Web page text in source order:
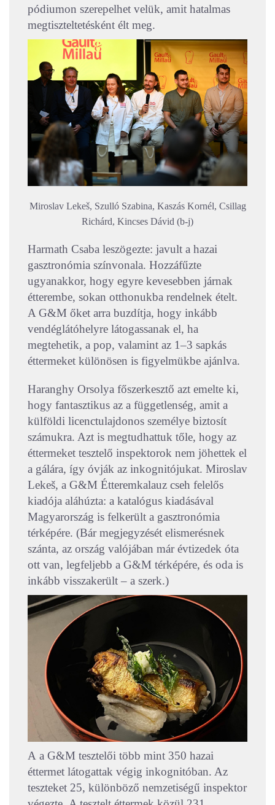
pódiumon szerepelhet velük, amit hatalmas
megtiszteltetésként élt meg.
Miroslav Lekeš, Szulló Szabina, Kaszás Kornél, Csillag
Richárd, Kincses Dávid (b-j)
Harmath Csaba leszögezte: javult a hazai
gasztronómia színvonala. Hozzáfűzte
ugyanakkor, hogy egyre kevesebben járnak
étterembe, sokan otthonukba rendelnek ételt.
A G&M őket arra buzdítja, hogy inkább
vendéglátóhelyre látogassanak el, ha
megtehetik, a pop, valamint az 1–3 sapkás
éttermeket különösen is figyelmükbe ajánlva.
Haranghy Orsolya főszerkesztő azt emelte ki,
hogy fantasztikus az a függetlenség, amit a
külföldi licenctulajdonos személye biztosít
számukra. Azt is megtudhattuk tőle, hogy az
éttermeket tesztelő inspektorok nem jöhettek el
a gálára, így óvják az inkognitójukat. Miroslav
Lekeš, a G&M Étteremkalauz cseh felelős
kiadója aláhúzta: a katalógus kiadásával
Magyarország is felkerült a gasztronómia
térképére. (Bár megjegyzését elismerésnek
szánta, az ország valójában már évtizedek óta
ott van, legfeljebb a G&M térképére, és oda is
inkább visszakerült – a szerk.)
A a G&M tesztelői több mint 350 hazai
éttermet látogattak végig inkognitóban. Az
teszteket 25, különböző nemzetiségű inspektor